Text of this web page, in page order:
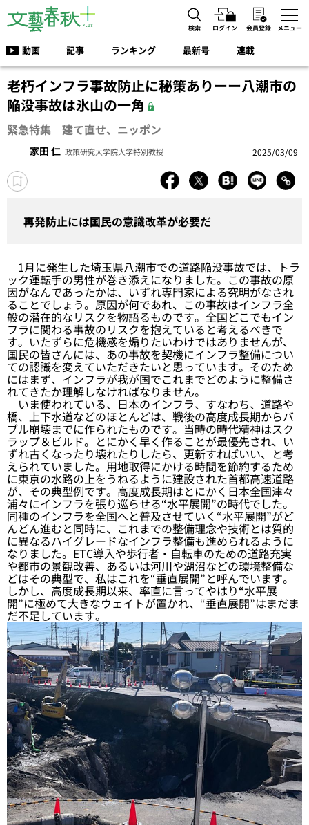
検索 ログイン 会員登録 メニュー
動画 記事 ランキング 最新号 連載
老朽インフラ事故防止に秘策ありーー八潮市の
陥没事故は氷山の一角
緊急特集 建て直せ、ニッポン
家田 仁 政策研究大学院大学特別教授 2025/03/09
再発防止には国民の意識改革が必要だ
1月に発生した埼玉県八潮市での道路陥没事故では、トラ
ック運転手の男性が巻き添えになりました。この事故の原
因がなんであったかは、いずれ専門家による究明がなされ
ることでしょう。原因が何であれ、この事故はインフラ全
般の潜在的なリスクを物語るものです。全国どこでもイン
フラに関わる事故のリスクを抱えていると考えるべきで
す。いたずらに危機感を煽りたいわけではありませんが、
国民の皆さんには、あの事故を契機にインフラ整備につい
ての認識を変えていただきたいと思っています。そのため
にはまず、インフラが我が国でこれまでどのように整備さ
れてきたか理解しなければなりません。
いま使われている、日本のインフラ、すなわち、道路や
橋、上下水道などのほとんどは、戦後の高度成長期からバ
ブル崩壊までに作られたものです。当時の時代精神はスク
ラップ＆ビルド。とにかく早く作ることが最優先され、い
ずれ古くなったり壊れたりしたら、更新すればいい、と考
えられていました。用地取得にかける時間を節約するため
に東京の水路の上をうねるように建設された首都高速道路
が、その典型例です。高度成長期はとにかく日本全国津々
浦々にインフラを張り巡らせる“水平展開”の時代でした。
同種のインフラを全国へと普及させていく“水平展開”がど
んどん進むと同時に、これまでの整備理念や技術とは質的
に異なるハイグレードなインフラ整備も進められるように
なりました。ETC導入や歩行者・自転車のための道路充実
や都市の景観改善、あるいは河川や湖沼などの環境整備な
どはその典型で、私はこれを“垂直展開”と呼んでいます。
しかし、高度成長期以来、率直に言ってやはり“水平展
開”に極めて大きなウェイトが置かれ、“垂直展開”はまだま
だ不足しています。